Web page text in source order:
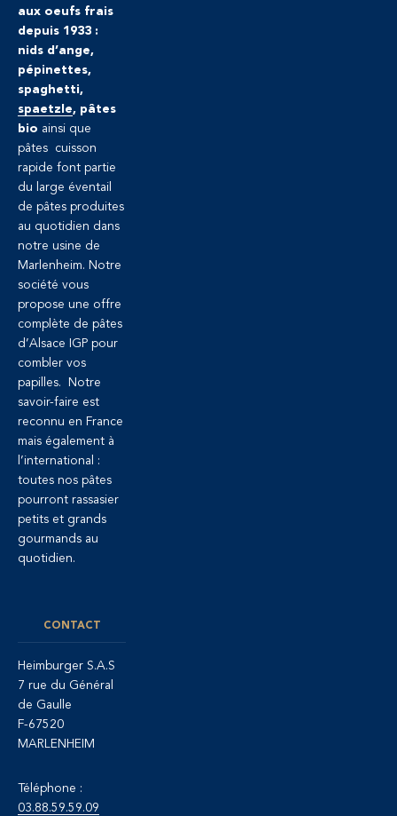
aux oeufs frais
depuis 1933 :
nids d’ange,
pépinettes,
spaghetti,
spaetzle, pâtes
bio ainsi que
pâtes cuisson
rapide font partie
du large éventail
de pâtes produites
au quotidien dans
notre usine de
Marlenheim. Notre
société vous
propose une offre
complète de pâtes
d’Alsace IGP pour
combler vos
papilles. Notre
savoir-faire est
reconnu en France
mais également à
l’international :
toutes nos pâtes
pourront rassasier
petits et grands
gourmands au
quotidien.
CONTACT
Heimburger S.A.S
7 rue du Général
de Gaulle
F-67520
MARLENHEIM
Téléphone :
03.88.59.59.09